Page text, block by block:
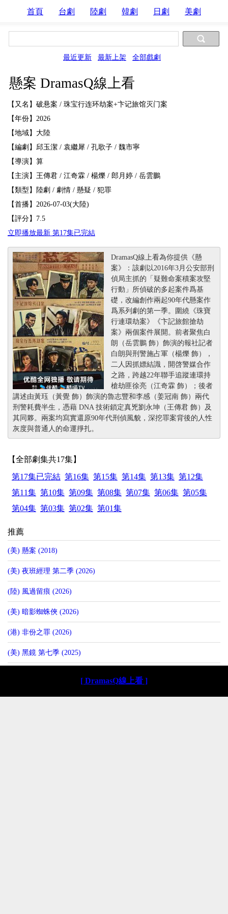
首頁 台劇 陸劇 韓劇 日劇 美劇
最近更新 最新上架 全部戲劇
懸案 DramasQ線上看
【又名】破悬案 / 珠宝行连环劫案+卞记旅馆灭门案
【年份】2026
【地域】大陸
【編劇】邱玉潔 / 袁繼犀 / 孔歌子 / 魏市寧
【導演】算
【主演】王傳君 / 江奇霖 / 楊爍 / 郎月婷 / 岳雲鵬
【類型】陸劇 / 劇情 / 懸疑 / 犯罪
【首播】2026-07-03(大陸)
【評分】7.5
立即播放最新 第17集已完結
DramasQ線上看為你提供《懸
案》：該劇以2016年3月公安部刑
偵局主抓的「疑難命案積案攻堅
行動」所偵破的多起案件爲基
礎，改編創作兩起90年代懸案作
爲系列劇的第一季。圍繞《珠寶
行連環劫案》《卞記旅館搶劫
案》兩個案件展開。前者聚焦白
朗（岳雲鵬 飾）飾演的報社記者
白朗與刑警施占軍（楊爍 飾），
二人因抓嫖結識，開啓警媒合作
之路，跨越22年聯手追蹤連環持
槍劫匪徐亮（江奇霖 飾）；後者
講述由黃珏（黃覺 飾）飾演的魯志豐和李感（姜冠南 飾）兩代
刑警耗費半生，憑藉 DNA 技術鎖定真兇劉永坤（王傳君 飾）及
其同夥。兩案均寫實還原90年代刑偵風貌，深挖罪案背後的人性
灰度與普通人的命運掙扎。
【全部劇集共17集】
第17集已完結 第16集 第15集 第14集 第13集 第12集
第11集 第10集 第09集 第08集 第07集 第06集 第05集
第04集 第03集 第02集 第01集
推薦
(美) 懸案 (2018)
(美) 夜班經理 第二季 (2026)
(陸) 風過留痕 (2026)
(美) 暗影蜘蛛俠 (2026)
(港) 非份之罪 (2026)
(美) 黑鏡 第七季 (2025)
[ DramasQ線上看 ]